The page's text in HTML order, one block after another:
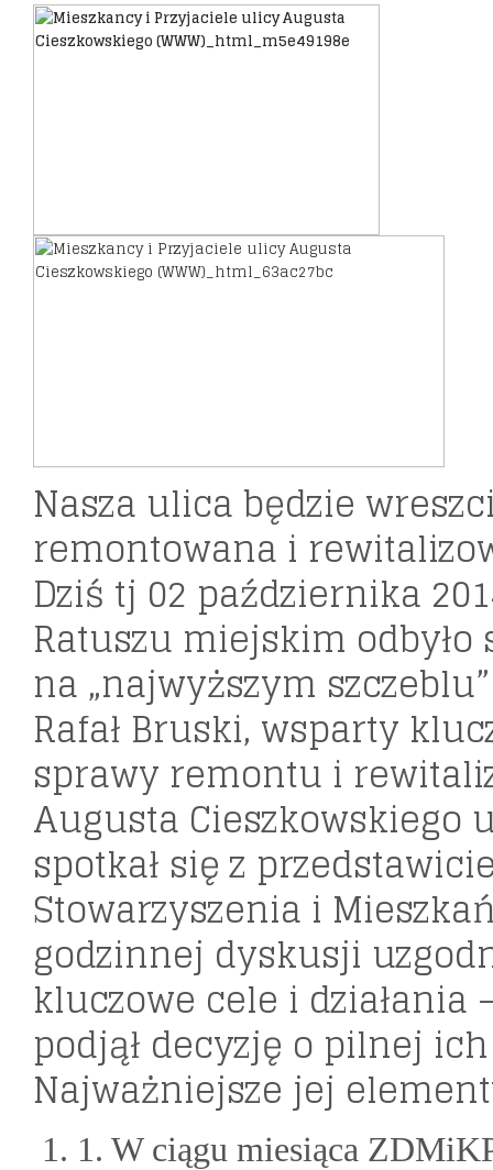
Nasza ulica będzie
remontowana i
Dziś tj 02 października
Ratuszu miejskim
na „najwyższym
Rafał Bruski, wsparty
sprawy remontu i
Augusta Cieszkowskiego
spotkał się z
Stowarzyszenia i
godzinnej dyskusji
kluczowe cele i działania
podjął decyzję o pilnej
Najważniejsze jej
1. W ciągu miesiąca